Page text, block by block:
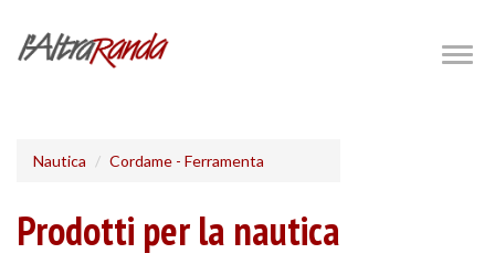
Nautica Cordame - Ferramenta
Prodotti per la nautica